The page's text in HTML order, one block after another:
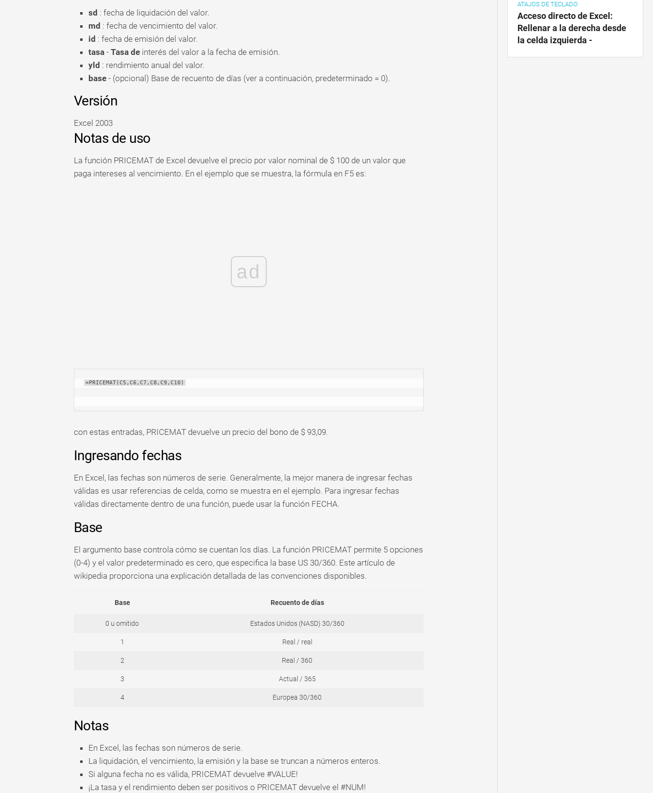
sd : fecha de liquidación del valor.
md : fecha de vencimiento del valor.
id : fecha de emisión del valor.
tasa- Tasa deinterés del valor a la fecha de emisión.
yld : rendimiento anual del valor.
base- (opcional) Base de recuento de días (ver a continuación, predeterminado = 0).
Versión
Excel 2003
Notas de uso
La función PRICEMAT de Excel devuelve el precio por valor nominal de $ 100 de un valor que
paga intereses al vencimiento. En el ejemplo que se muestra, la fórmula en F5 es:
ad
=PRICEMAT(C5,C6,C7,C8,C9,C10)
con estas entradas, PRICEMAT devuelve un precio del bono de $ 93,09.
Ingresando fechas
En Excel, las fechas son números de serie. Generalmente, la mejor manera de ingresar fechas
válidas es usar referencias de celda, como se muestra en el ejemplo. Para ingresar fechas
válidas directamente dentro de una función, puede usar la función FECHA.
Base
El argumento base controla cómo se cuentan los días. La función PRICEMAT permite 5 opciones
(0-4) y el valor predeterminado es cero, que especifica la base US 30/360. Este artículo de
wikipedia proporciona una explicación detallada de las convenciones disponibles.
Base Recuento de días
0 u omitido Estados Unidos (NASD) 30/360
1 Real / real
2 Real / 360
3 Actual / 365
4 Europea 30/360
Notas
En Excel, las fechas son números de serie.
La liquidación, el vencimiento, la emisión y la base se truncan a números enteros.
Si alguna fecha no es válida, PRICEMAT devuelve #VALUE!
¡La tasa y el rendimiento deben ser positivos o PRICEMAT devuelve el #NUM!
ATAJOS DE TECLADO
Acceso directo de Excel:
Rellenar a la derecha desde
la celda izquierda -